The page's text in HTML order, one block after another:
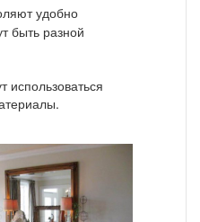
удобно
быть разной
использоваться